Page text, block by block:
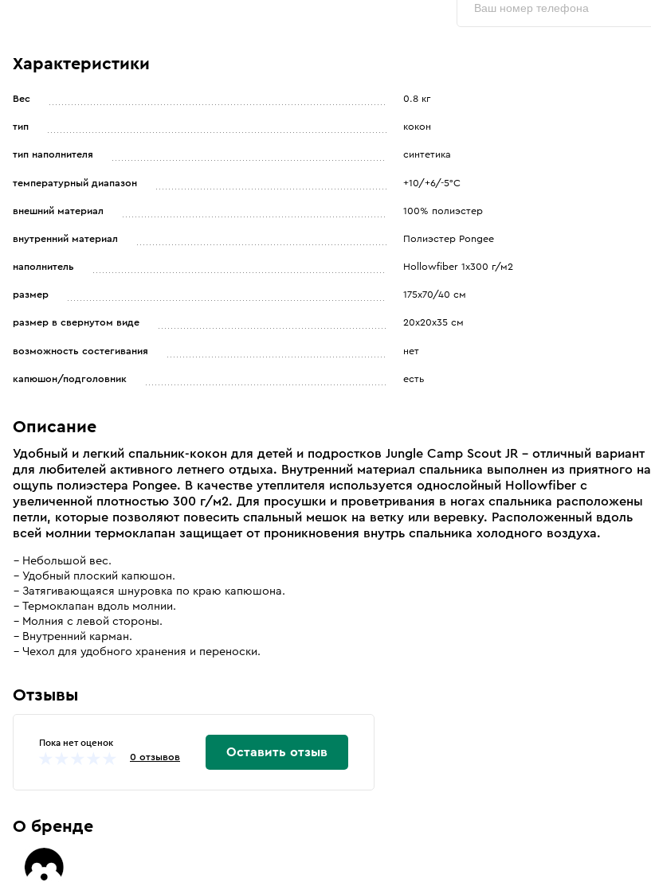
Характеристики
Вес 0.8 кг
тип кокон
тип наполнителя синтетика
температурный диапазон +10/+6/-5°C
внешний материал 100% полиэстер
внутренний материал Полиэстер Pongee
наполнитель Hollowfiber 1х300 г/м2
размер 175х70/40 см
размер в свернутом виде 20х20х35 см
возможность состегивания нет
капюшон/подголовник есть
Описание
Удобный и легкий спальник-кокон для детей и подростков Jungle Camp Scout JR - отличный вариант
для любителей активного летнего отдыха. Внутренний материал спальника выполнен из приятного на
ощупь полиэстера Pongee. В качестве утеплителя используется однослойный Hollowfiber с
увеличенной плотностью 300 г/м2. Для просушки и проветривания в ногах спальника расположены
петли, которые позволяют повесить спальный мешок на ветку или веревку. Расположенный вдоль
всей молнии термоклапан защищает от проникновения внутрь спальника холодного воздуха.
Небольшой вес.
Удобный плоский капюшон.
Затягивающаяся шнуровка по краю капюшона.
Термоклапан вдоль молнии.
Молния с левой стороны.
Внутренний карман.
Чехол для удобного хранения и переноски.
Отзывы
Пока нет оценок
0 отзывов Оставить отзыв
О бренде